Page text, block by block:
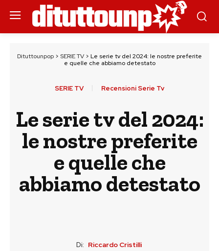
Dituttounpop > SERIE TV > Le serie tv del 2024: le nostre preferite
e quelle che abbiamo detestato
SERIE TV Recensioni Serie Tv
Le serie tv del 2024:
le nostre preferite
e quelle che
abbiamo detestato
Di: Riccardo Cristilli